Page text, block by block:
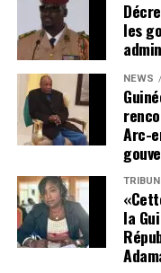
voire d’instabilité
Cette tribune se veut
la vérité, de la justice
La disparition de
citoyennes — parmi
Habib Marouane
situation de
profonde inquiétude
Le silence entourant
nourrit les suspicions
les
NEWS
Arc-
la